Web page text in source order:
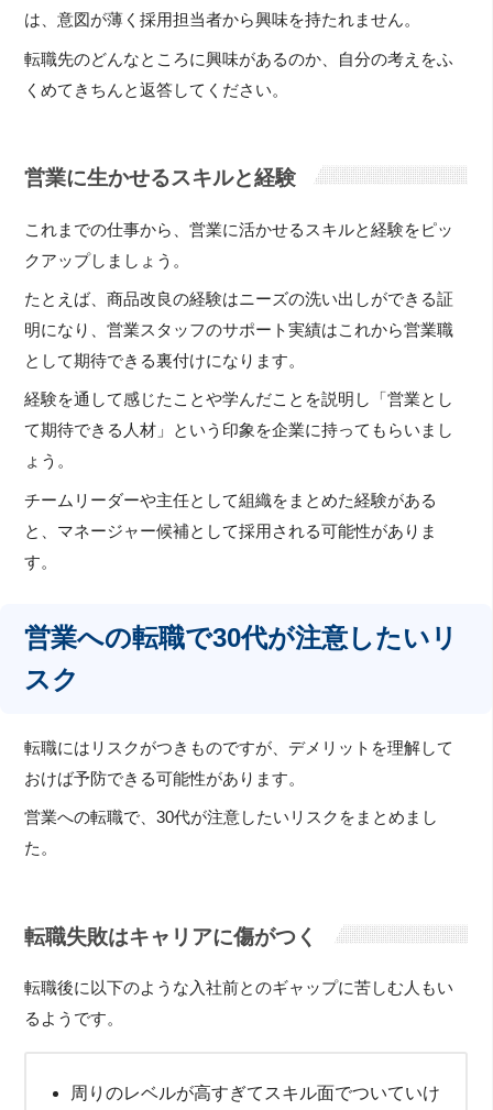
は、意図が薄く採用担当者から興味を持たれません。
転職先のどんなところに興味があるのか、自分の考えをふ
くめてきちんと返答してください。
営業に生かせるスキルと経験
これまでの仕事から、営業に活かせるスキルと経験をピッ
クアップしましょう。
たとえば、商品改良の経験はニーズの洗い出しができる証
明になり、営業スタッフのサポート実績はこれから営業職
として期待できる裏付けになります。
経験を通して感じたことや学んだことを説明し「営業とし
て期待できる人材」という印象を企業に持ってもらいまし
ょう。
チームリーダーや主任として組織をまとめた経験がある
と、マネージャー候補として採用される可能性がありま
す。
営業への転職で30代が注意したいリ
スク
転職にはリスクがつきものですが、デメリットを理解して
おけば予防できる可能性があります。
営業への転職で、30代が注意したいリスクをまとめまし
た。
転職失敗はキャリアに傷がつく
転職後に以下のような入社前とのギャップに苦しむ人もい
るようです。
周りのレベルが高すぎてスキル面でついていけ